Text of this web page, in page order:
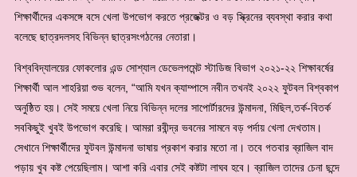
শিক্ষার্থীদের একসঙ্গে বসে খেলা উপভোগ করতে প্রজেক্টর ও বড় স্ক্রিনের ব্যবস্থা করার কথা
বলেছে ছাত্রদলসহ বিভিন্ন ছাত্রসংগঠনের নেতারা।
বিশ্ববিদ্যালয়ের ফোকলোর এন্ড সোশ্যাল ডেভেলপমেন্ট স্টাডিজ বিভাগ ২০২১-২২ শিক্ষাবর্ষের
শিক্ষার্থী আল শাহরিয়া শুভ বলেন, “আমি যখন ক্যাম্পাসে নবীন তখনই ২০২২ ফুটবল বিশ্বকাপ
অনুষ্ঠিত হয়। সেই সময়ে খেলা নিয়ে বিভিন্ন দলের সাপোর্টারদের উন্মাদনা, মিছিল,তর্ক-বিতর্ক
সবকিছুই খুবই উপভোগ করেছি। আমরা রবীন্দ্র ভবনের সামনে বড় পর্দায় খেলা দেখতাম।
সেখানে শিক্ষার্থীদের ফুটবল উন্মাদনা ভাষায় প্রকাশ করার মতো না। তবে গতবার ব্রাজিল বাদ
পড়ায় খুব কষ্ট পেয়েছিলাম। আশা করি এবার সেই কষ্টটা লাঘব হবে। ব্রাজিল তাদের চেনা ছন্দে